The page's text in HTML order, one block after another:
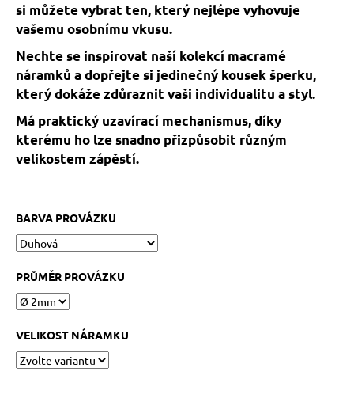
si můžete vybrat ten, který nejlépe vyhovuje
vašemu osobnímu vkusu.
Nechte se inspirovat naší kolekcí macramé
náramků a dopřejte si jedinečný kousek šperku,
který dokáže zdůraznit vaši individualitu a styl.
Má praktický uzavírací mechanismus, díky
kterému ho lze snadno přizpůsobit různým
velikostem zápěstí.
BARVA PROVÁZKU
PRŮMĚR PROVÁZKU
VELIKOST NÁRAMKU
D
o
p
o
r
u
č
u
j
e
NÁRAMEK
269
Kč